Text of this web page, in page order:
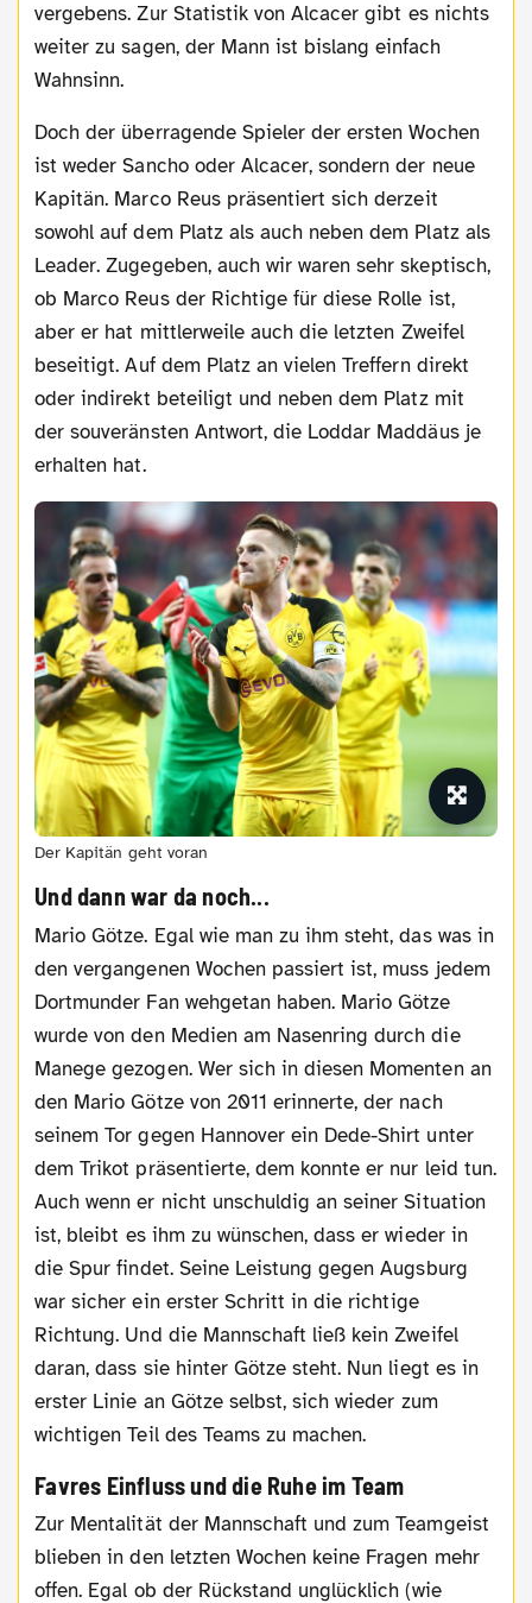
vergebens. Zur Statistik von Alcacer gibt es nichts
weiter zu sagen, der Mann ist bislang einfach
Wahnsinn.
Doch der überragende Spieler der ersten Wochen
ist weder Sancho oder Alcacer, sondern der neue
Kapitän. Marco Reus präsentiert sich derzeit
sowohl auf dem Platz als auch neben dem Platz als
Leader. Zugegeben, auch wir waren sehr skeptisch,
ob Marco Reus der Richtige für diese Rolle ist,
aber er hat mittlerweile auch die letzten Zweifel
beseitigt. Auf dem Platz an vielen Treffern direkt
oder indirekt beteiligt und neben dem Platz mit
der souveränsten Antwort, die Loddar Maddäus je
erhalten hat.
Der Kapitän geht voran
Und dann war da noch...
Mario Götze. Egal wie man zu ihm steht, das was in
den vergangenen Wochen passiert ist, muss jedem
Dortmunder Fan wehgetan haben. Mario Götze
wurde von den Medien am Nasenring durch die
Manege gezogen. Wer sich in diesen Momenten an
den Mario Götze von 2011 erinnerte, der nach
seinem Tor gegen Hannover ein Dede-Shirt unter
dem Trikot präsentierte, dem konnte er nur leid tun.
Auch wenn er nicht unschuldig an seiner Situation
ist, bleibt es ihm zu wünschen, dass er wieder in
die Spur findet. Seine Leistung gegen Augsburg
war sicher ein erster Schritt in die richtige
Richtung. Und die Mannschaft ließ kein Zweifel
daran, dass sie hinter Götze steht. Nun liegt es in
erster Linie an Götze selbst, sich wieder zum
wichtigen Teil des Teams zu machen.
Favres Einfluss und die Ruhe im Team
Zur Mentalität der Mannschaft und zum Teamgeist
blieben in den letzten Wochen keine Fragen mehr
offen. Egal ob der Rückstand unglücklich (wie